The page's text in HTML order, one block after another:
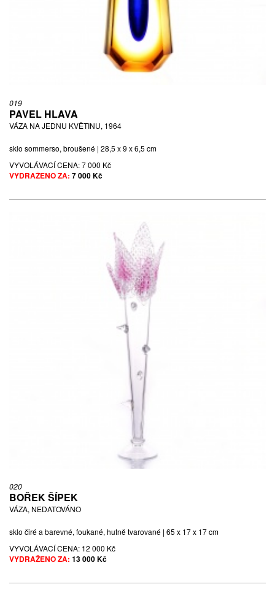
019
PAVEL HLAVA
VÁZA NA JEDNU KVĚTINU, 1964
sklo sommerso, broušené | 28,5 x 9 x 6,5 cm
VYVOLÁVACÍ CENA:7 000 Kč
VYDRAŽENO ZA: 7 000 Kč
020
BOŘEK ŠÍPEK
VÁZA, NEDATOVÁNO
sklo čiré a barevné, foukané, hutně tvarované | 65 x 17 x 17 cm
VYVOLÁVACÍ CENA: 12 000 Kč
VYDRAŽENO ZA: 13 000 Kč